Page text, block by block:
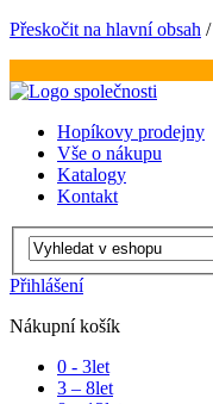
Přeskočit na hlavní obsah /
Hopíkovy prodejny
Vše o nákupu
Katalogy
Kontakt
Přihlášení
Nákupní košík
0 - 3let
3 – 8let